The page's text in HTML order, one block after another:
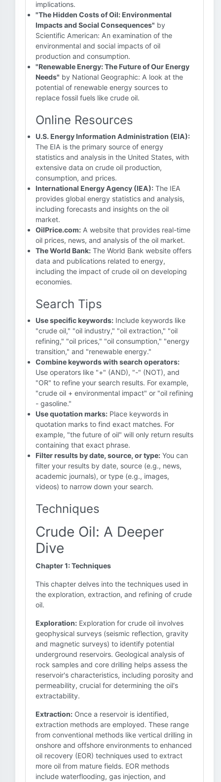
implications.
"The Hidden Costs of Oil: Environmental
Impacts and Social Consequences" by
Scientific American: An examination of the
environmental and social impacts of oil
production and consumption.
"Renewable Energy: The Future of Our Energy
Needs" by National Geographic: A look at the
potential of renewable energy sources to
replace fossil fuels like crude oil.
Online Resources
U.S. Energy Information Administration (EIA):
The EIA is the primary source of energy
statistics and analysis in the United States, with
extensive data on crude oil production,
consumption, and prices.
International Energy Agency (IEA): The IEA
provides global energy statistics and analysis,
including forecasts and insights on the oil
market.
OilPrice.com: A website that provides real-time
oil prices, news, and analysis of the oil market.
The World Bank: The World Bank website offers
data and publications related to energy,
including the impact of crude oil on developing
economies.
Search Tips
Use specific keywords: Include keywords like
"crude oil," "oil industry," "oil extraction," "oil
refining," "oil prices," "oil consumption," "energy
transition," and "renewable energy."
Combine keywords with search operators:
Use operators like "+" (AND), "-" (NOT), and
"OR" to refine your search results. For example,
"crude oil + environmental impact" or "oil refining
- gasoline."
Use quotation marks: Place keywords in
quotation marks to find exact matches. For
example, "the future of oil" will only return results
containing that exact phrase.
Filter results by date, source, or type: You can
filter your results by date, source (e.g., news,
academic journals), or type (e.g., images,
videos) to narrow down your search.
Techniques
Crude Oil: A Deeper
Dive
Chapter 1: Techniques
This chapter delves into the techniques used in
the exploration, extraction, and refining of crude
oil.
Exploration: Exploration for crude oil involves
geophysical surveys (seismic reflection, gravity
and magnetic surveys) to identify potential
underground reservoirs. Geological analysis of
rock samples and core drilling helps assess the
reservoir's characteristics, including porosity and
permeability, crucial for determining the oil's
extractability.
Extraction: Once a reservoir is identified,
extraction methods are employed. These range
from conventional methods like vertical drilling in
onshore and offshore environments to enhanced
oil recovery (EOR) techniques used to extract
more oil from mature fields. EOR methods
include waterflooding, gas injection, and